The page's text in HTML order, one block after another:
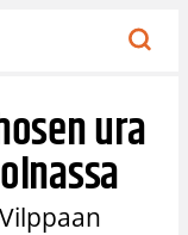
ura